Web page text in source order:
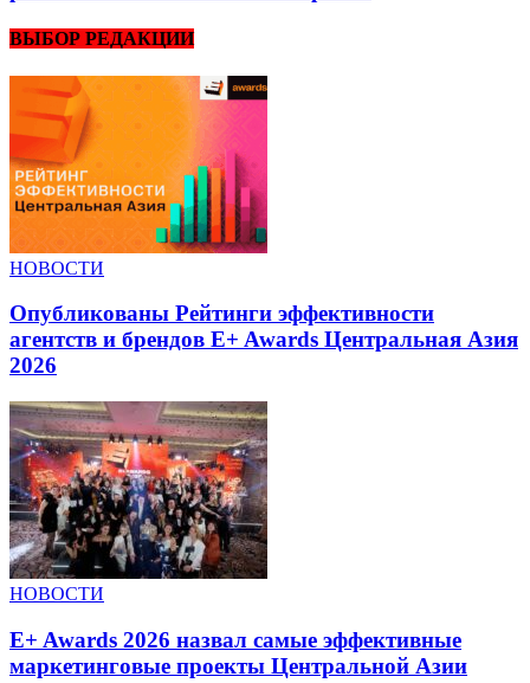
ВЫБОР РЕДАКЦИИ
НОВОСТИ
Опубликованы Рейтинги эффективности
агентств и брендов E+ Awards Центральная Азия
2026
НОВОСТИ
E+ Awards 2026 назвал самые эффективные
маркетинговые проекты Центральной Азии